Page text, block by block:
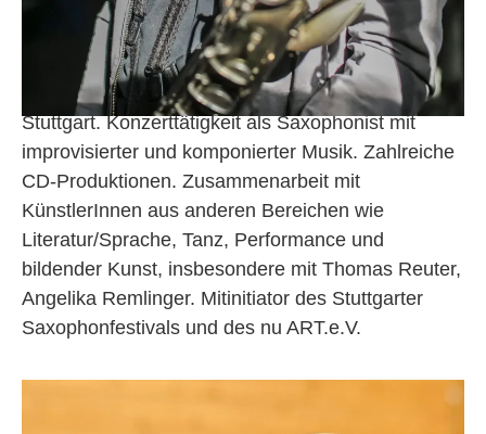
Andreas Krennerich
Saxophonstudium an der Musikhochschule
Stuttgart. Konzerttätigkeit als Saxophonist mit
improvisierter und komponierter Musik. Zahlreiche
CD-Produktionen. Zusammenarbeit mit
KünstlerInnen aus anderen Bereichen wie
Literatur/Sprache, Tanz, Performance und
bildender Kunst, insbesondere mit Thomas Reuter,
Angelika Remlinger. Mitinitiator des Stuttgarter
Saxophonfestivals und des nu ART.e.V.